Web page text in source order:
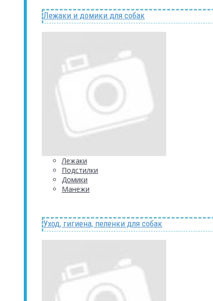
Лежаки и домики для собак
Лежаки
Подстилки
Домики
Манежи
Уход, гигиена, пеленки для собак